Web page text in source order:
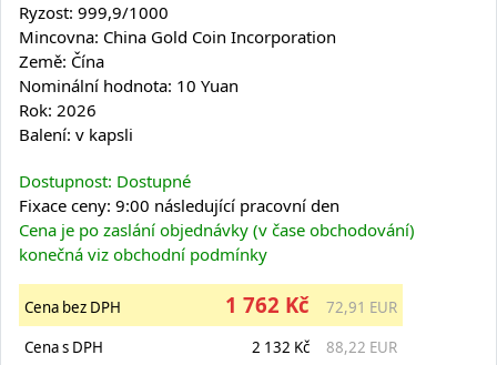
Ryzost: 999,9/1000
Mincovna: China Gold Coin Incorporation
Země: Čína
Nominální hodnota: 10 Yuan
Rok: 2026
Balení: v kapsli
Dostupnost: Dostupné
Fixace ceny: 9:00 následující pracovní den
Cena je po zaslání objednávky (v čase obchodování)
konečná viz obchodní podmínky
Cena bez DPH 1 762 Kč
72,91 EUR
Cena s DPH
2 132 Kč 88,22 EUR